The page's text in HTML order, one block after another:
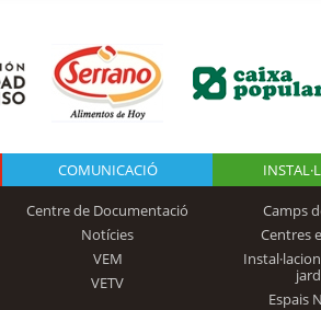
COMUNICACIÓ
Centre de Documentació
Notícies
VEM
VETV
Camps
Centres
Espais